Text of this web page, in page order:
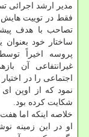
مدیر ارشد اجرائی
فقط در توییت هایش
تصاحب با هدف
ساختار خود
غیرانتفاعی آن
نمود که از اوپن
شکایت کرده بود.
خلاصه اینکه اما
او در این زمینه